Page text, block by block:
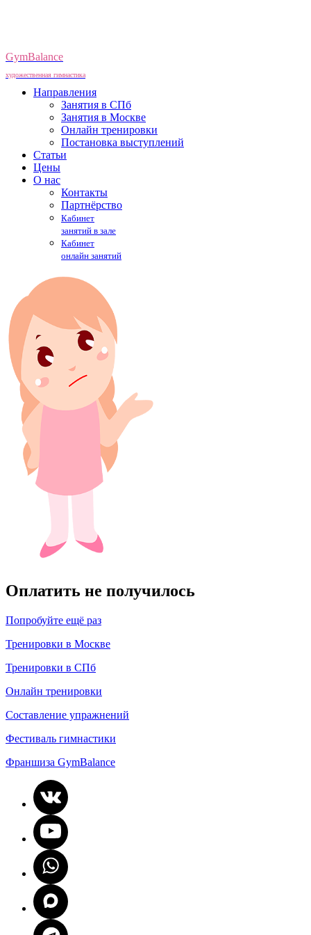
GymBalance
художественная гимнастика
Направления
Занятия в СПб
Занятия в Москве
Онлайн тренировки
Постановка выступлений
Статьи
Цены
О нас
Контакты
Партнёрство
Кабинет
занятий в зале
Кабинет
онлайн занятий
Оплатить не получилось
Попробуйте ещё раз
Тренировки в Москве
Тренировки в СПб
Онлайн тренировки
Составление упражнений
Фестиваль гимнастики
Франшиза GymBalance